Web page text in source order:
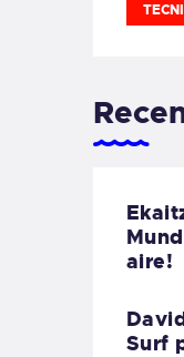
aire!
Surf